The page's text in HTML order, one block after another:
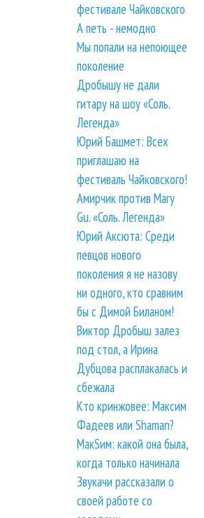
фестивале Чайковского
А петь - немодно
Мы попали на непоющее
поколение
Дробышу не дали
гитару на шоу «Соль.
Легенда»
Юрий Башмет: Всех
приглашаю на
фестиваль Чайковского!
Амирчик против Mary
Gu. «Соль. Легенда»
Юрий Аксюта: Среди
певцов нового
поколения я не назову
ни одного, кто сравним
бы с Димой Биланом!
Виктор Дробыш залез
под стол, а Ирина
Дубцова расплакалась и
сбежала
Кто кринжовее: Максим
Фадеев или Shaman?
МакSим: какой она была,
когда только начинала
Звукачи рассказали о
своей работе со